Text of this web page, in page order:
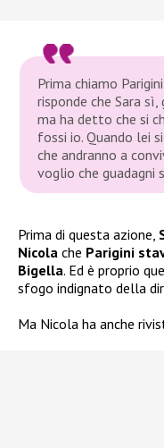
Prima chiamo
risponde che Sara
ma ha detto che si
fossi io. Quando lei
che andranno a
voglio che guadagni
Prima di questa azione,
Nicola che Parigini
Bigella. Ed è proprio
sfogo indignato della
Ma Nicola ha anche